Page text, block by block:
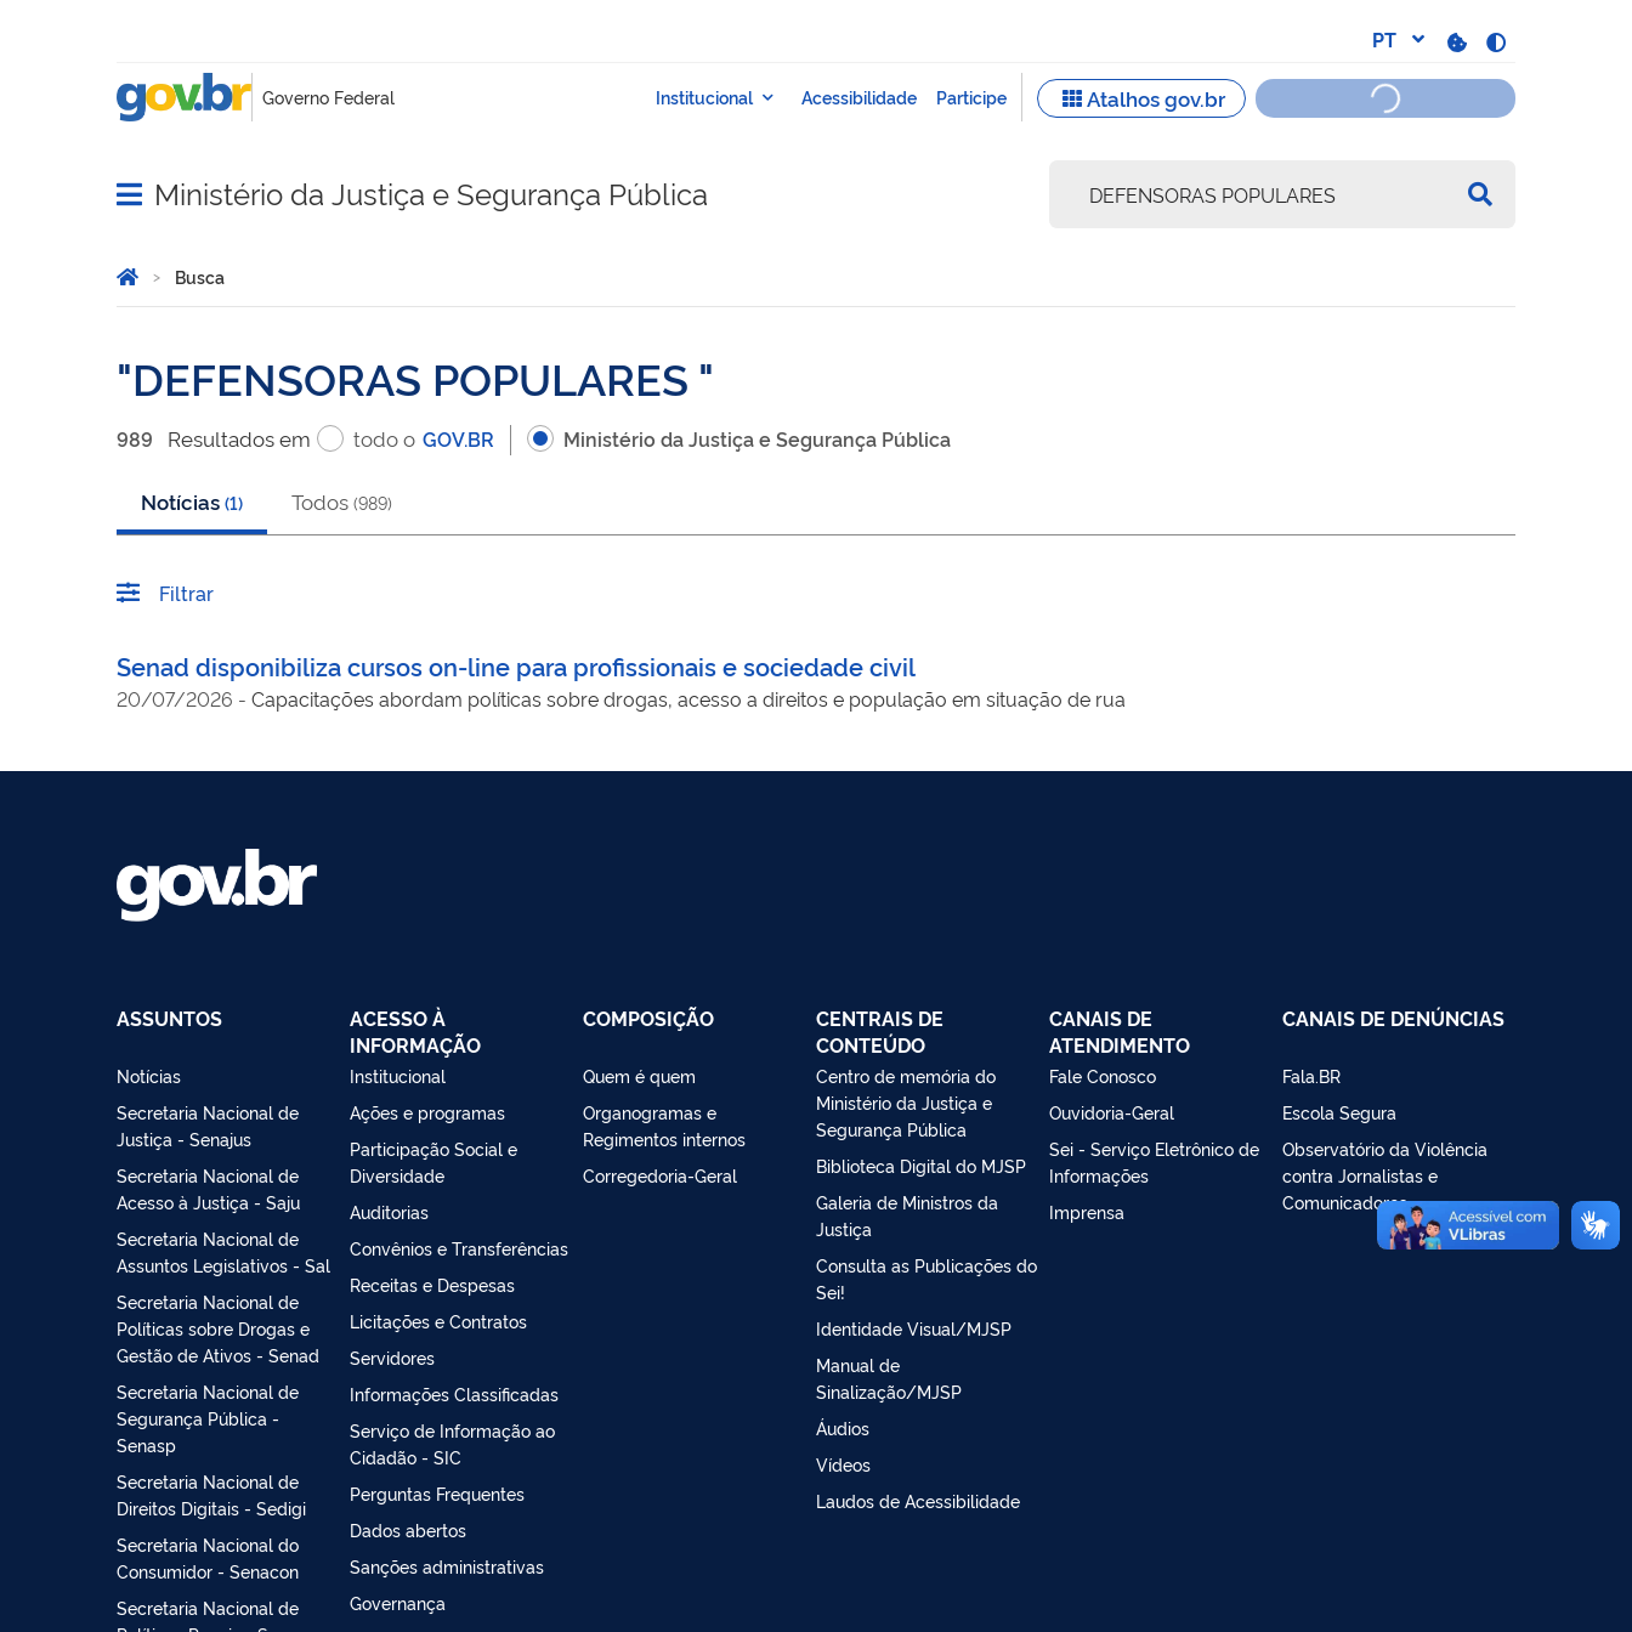
Abrir menu principal de navegação
Ministério da Justiça e Segurança Pública
Você está aqui:
Página Inicial
Busca
DEFENSORAS POPULARES
989 Resultadosem todo o GOV.BR Ministério da Justiça e Segurança Pública
Notícias (1) Todos (989)
Filtrar
Senad disponibiliza cursos on-line para profissionais e sociedade civil
20/07/2026 - Capacitações abordam políticas sobre drogas, acesso a direitos e população em situação de rua
ASSUNTOS
Notícias
Secretaria Nacional de
Justiça - Senajus
Secretaria Nacional de
Acesso à Justiça - Saju
Secretaria Nacional de
Assuntos Legislativos - Sal
Secretaria Nacional de
Políticas sobre Drogas e
Gestão de Ativos - Senad
Secretaria Nacional de
Segurança Pública -
Senasp
Secretaria Nacional de
Direitos Digitais - Sedigi
Secretaria Nacional do
Consumidor - Senacon
Secretaria Nacional de
ACESSO À
INFORMAÇÃO
Institucional
Ações e programas
Participação Social e
Diversidade
Auditorias
Convênios e Transferências
Receitas e Despesas
Licitações e Contratos
Servidores
Informações Classificadas
Serviço de Informação ao
Cidadão - SIC
Perguntas Frequentes
Dados abertos
Sanções administrativas
Governança
COMPOSIÇÃO
Quem é quem
Organogramas e
Regimentos internos
Corregedoria-Geral
CENTRAIS DE
CONTEÚDO
Centro de memória do
Ministério da Justiça e
Segurança Pública
Biblioteca Digital do MJSP
Galeria de Ministros da
Justiça
Consulta as Publicações do
Sei!
Identidade Visual/MJSP
Manual de
Sinalização/MJSP
Áudios
Vídeos
Laudos de Acessibilidade
CANAIS DE
ATENDIMENTO
Fale Conosco
Ouvidoria-Geral
Sei - Serviço Eletrônico de
Informações
Imprensa
CANAIS DE DENÚNCIAS
Fala.BR
Escola Segura
Observatório da Violência
contra Jornalistas e
Comunicadores